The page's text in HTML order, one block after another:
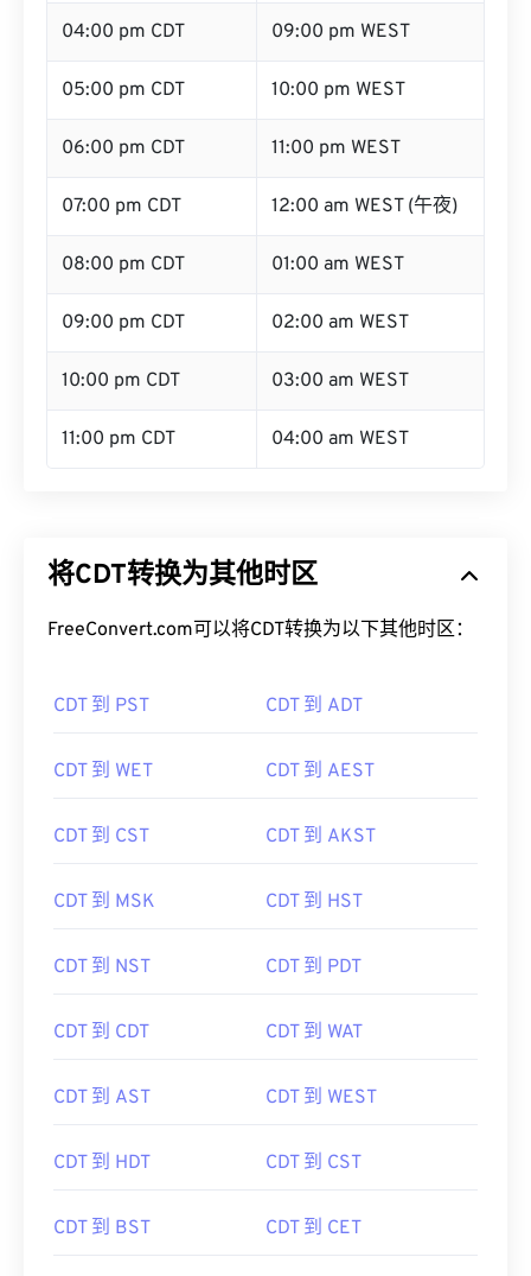
04:00 pm CDT 09:00 pm WEST
05:00 pm CDT 10:00 pm WEST
06:00 pm CDT 11:00 pm WEST
07:00 pm CDT 12:00 am WEST (午夜)
08:00 pm CDT 01:00 am WEST
09:00 pm CDT 02:00 am WEST
10:00 pm CDT 03:00 am WEST
11:00 pm CDT 04:00 am WEST
将CDT转换为其他时区
FreeConvert.com可以将CDT转换为以下其他时区：
CDT 到 PST CDT 到 ADT
CDT 到 WET CDT 到 AEST
CDT 到 CST CDT 到 AKST
CDT 到 MSK CDT 到 HST
CDT 到 NST CDT 到 PDT
CDT 到 CDT CDT 到 WAT
CDT 到 AST CDT 到 WEST
CDT 到 HDT CDT 到 CST
CDT 到 BST CDT 到 CET